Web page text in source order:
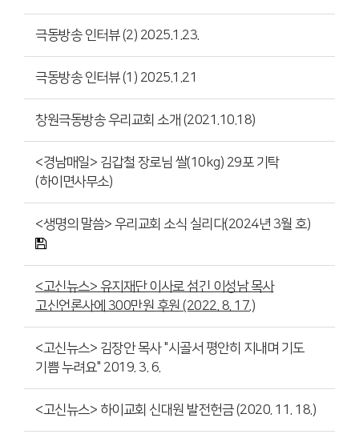
극동방송 인터뷰 (2) 2025.1.23.
극동방송 인터뷰 (1) 2025.1.21
창원극동방송 우리교회 소개 (2021.10.18)
<경남매일> 김갑철 장로님 쌀(10kg) 29포 기탁
(하이면사무소)
<생명의 말씀> 우리교회 소식 실리다(2024년 3월 호)
<고신뉴스> 유지재단 이사로 섬긴 이성남 목사
고신언론사에 300만원 후원 (2022. 8. 17.)
<고신뉴스> 김장안 목사 "시골서 평안히 지내며 기도
기쁨 누려요" 2019. 3. 6.
<고신뉴스> 하이교회 신대원 발전헌금 (2020. 11. 18.)